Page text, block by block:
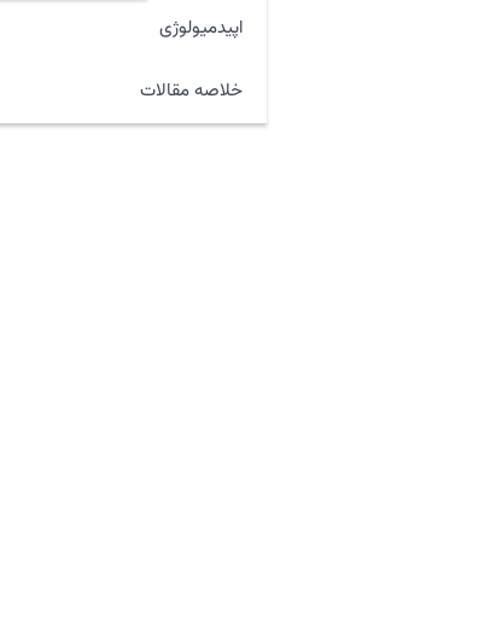
اپیدمیولوژی
خلاصه مقالات